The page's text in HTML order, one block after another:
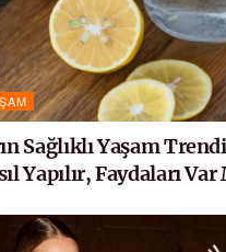
Sağlıklı Yaşam
Yapılır, Faydaları Var